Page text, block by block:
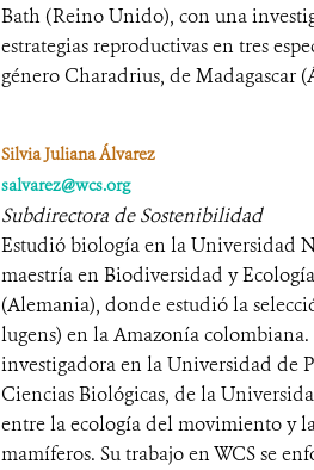
Bath (Reino Unido), con una
estrategias reproductivas en tres
género Charadrius, de Madagascar
Silvia Juliana Álvarez
salvarez@wcs.org
Subdirectora de Sostenibilidad
Estudió biología en la Universidad
maestría en Biodiversidad y
(Alemania), donde estudió la
lugens) en la Amazonía
investigadora en la Universidad de
Ciencias Biológicas, de la
entre la ecología del movimiento y
mamíferos. Su trabajo en WCS se